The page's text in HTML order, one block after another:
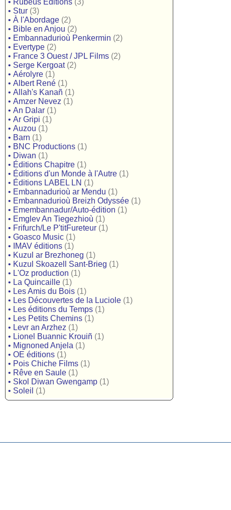
• Rubéüs Editions (3)
• Stur (3)
• À l'Abordage (2)
• Bible en Anjou (2)
• Embannadurioù Penkermin (2)
• Evertype (2)
• France 3 Ouest / JPL Films (2)
• Serge Kergoat (2)
• Aérolyre (1)
• Albert René (1)
• Allah's Kanañ (1)
• Amzer Nevez (1)
• An Dalar (1)
• Ar Gripi (1)
• Auzou (1)
• Barn (1)
• BNC Productions (1)
• Diwan (1)
• Éditions Chapitre (1)
• Éditions d'un Monde à l'Autre (1)
• Éditions LABEL LN (1)
• Embannadurioù ar Mendu (1)
• Embannadurioù Breizh Odyssée (1)
• Emembannadur/Auto-édition (1)
• Emglev An Tiegezhioù (1)
• Frifurch/Le P'titFureteur (1)
• Goasco Music (1)
•
IMAV éditions (1)
• Kuzul ar Brezhoneg (1)
• Kuzul Skoazell Sant-Brieg (1)
• L'Oz production (1)
• La Quincaille (1)
• Les Amis du Bois (1)
• Les Découvertes de la Luciole (1)
• Les éditions du Temps (1)
• Les Petits Chemins (1)
• Levr an Arzhez (1)
• Lionel Buannic Krouiñ (1)
• Mignoned Anjela (1)
• OE éditions (1)
• Pois Chiche Films (1)
• Rêve en Saule (1)
• Skol Diwan Gwengamp (1)
• Soleil (1)